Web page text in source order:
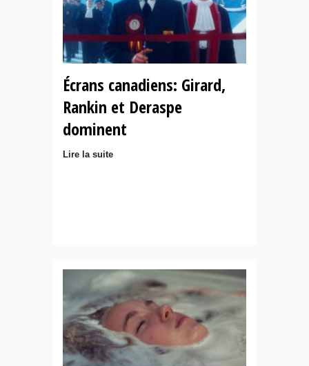
Écrans canadiens: Girard,
Rankin et Deraspe
dominent
Lire la suite